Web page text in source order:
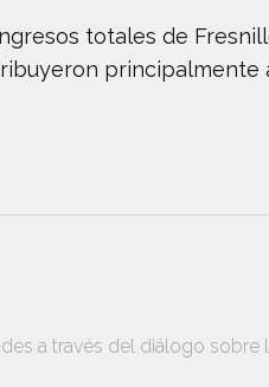
totales de
a través del diálogo sobre